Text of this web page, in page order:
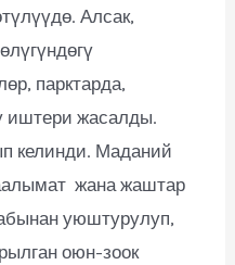
Алсак,
парктарда,
иштери жасалды.
келинди. Маданий
жана жаштар
уюштурулуп,
оюн-зоок